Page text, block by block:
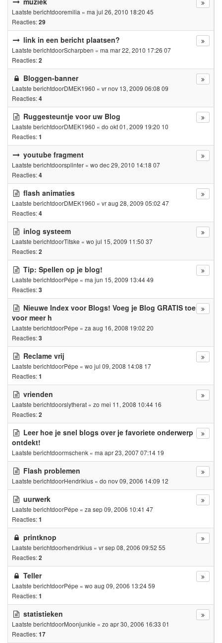
Laatste berichtdooremilia « ma jul 26, 2010 18:20 45
Reacties:29
link in een bericht plaatsen?
Laatste berichtdoorScharpben « ma mar 22, 2010 17:26 07
Reacties:2
Bloggen-banner
Laatste berichtdoorDMEK1960 « vr nov 13, 2009 06:08 09
Reacties:4
Ruggesteuntje voor uw Blog
Laatste berichtdoorDMEK1960 « do okt 01, 2009 19:20 10
Reacties:1
youtube fragment
Laatste berichtdoorsplinter « wo dec 29, 2010 14:18 07
Reacties:4
flash animaties
Laatste berichtdoorDMEK1960 « vr aug 28, 2009 05:02 47
Reacties:4
inlog systeem
Laatste berichtdoorTitske « wo jul 15, 2009 11:50 37
Reacties:2
Tip: Spellen op je blog!
Laatste berichtdoorPépe « ma jun 15, 2009 13:44 49
Reacties:3
Nieuwe Index voor Blogs! Voeg je Blog GRATIS toe
voor meer h
Laatste berichtdoorPépe « za aug 16, 2008 19:02 20
Reacties:3
Reclame vrij
Laatste berichtdoorPépe « wo jul 09, 2008 14:08 17
Reacties:1
vrienden
Laatste berichtdoorslytherat « zo mei 11, 2008 10:44 16
Reacties:2
Leer hoe je snel blogs over je favoriete onderwerp
ontdekt!
Laatste berichtdoormschenk « ma apr 23, 2007 07:14 19
Flash problemen
Laatste berichtdoorHendrikius « do nov 09, 2006 14:09 12
uurwerk
Laatste berichtdoorPépe « za sep 09, 2006 10:41 47
Reacties:1
printknop
Laatste berichtdoorhendrikius « vr sep 08, 2006 09:52 55
Reacties:2
Teller
Laatste berichtdoorPépe « wo aug 09, 2006 13:24 59
Reacties:1
statistieken
Laatste berichtdoorMoonjunkie « zo apr 30, 2006 16:33 01
Reacties:17